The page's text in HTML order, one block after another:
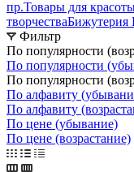
пр.Товары для
творчестваБижутерия
Фильтр
По популярности
По популярности
По популярности
По алфавиту
По алфавиту
По цене (убывание)
По цене (возрастание)